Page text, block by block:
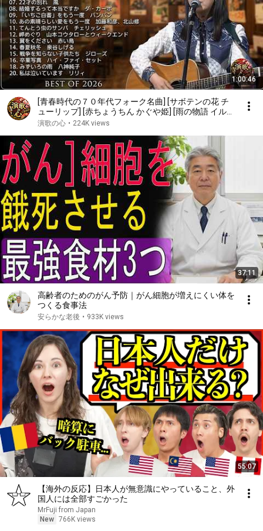
1:00:46
[青春時代の７０年代フォーク名曲] [サボテンの花 チ
ューリップ] [赤ちょうちん かぐや姫] [雨の物語 イル
カ] [落陽 よしだたくろう] [精霊流し グレープ] [ささや
演歌の心 • 224K views
37:11
高齢者のためのがん予防｜がん細胞が増えにくい体を
つくる食事法
安らかな老後 • 933K views
55:07
【海外の反応】日本人が無意識にやっていること、外
国人には全部すごかった
MrFuji from Japan
New 766K views